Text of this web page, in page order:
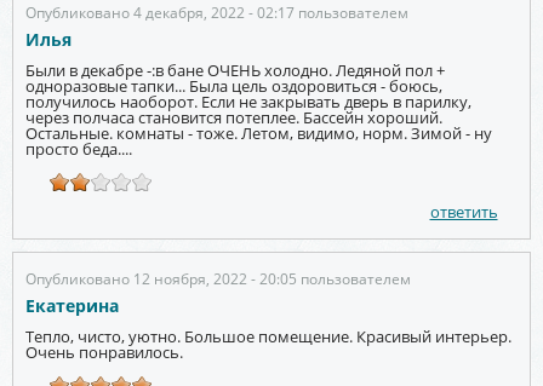
Опубликовано 4 декабря, 2022 - 02:17 пользователем
Илья
Были в декабре -:в бане ОЧЕНЬ холодно. Ледяной пол +
одноразовые тапки... Была цель оздоровиться - боюсь,
получилось наоборот. Если не закрывать дверь в парилку,
через полчаса становится потеплее. Бассейн хороший.
Остальные. комнаты - тоже. Летом, видимо, норм. Зимой - ну
просто беда....
ответить
Опубликовано 12 ноября, 2022 - 20:05 пользователем
Екатерина
Тепло, чисто, уютно. Большое помещение. Красивый интерьер.
Очень понравилось.